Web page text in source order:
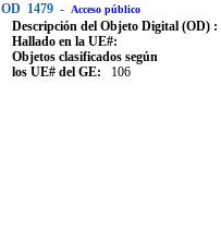
OD 1479 - Acceso público
Descripción del Objeto Digital (OD) :
Hallado en la UE#:
Objetos clasificados según
los UE# del GE:
106